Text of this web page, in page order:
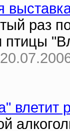
раз
птицы
влетит